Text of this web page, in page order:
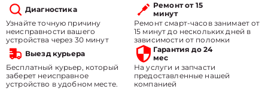
Диагностика
Узнайте точную причину
неисправности вашего
устройства через 30 минут
Ремонт от 15
минут
Ремонт смарт-часов занимает от
15 минут до нескольких дней в
зависимости от поломки
Выезд курьера
Бесплатный курьер, который
заберет неисправное
устройство в удобном месте.
Гарантия до 24
мес
На услуги и запчасти
предоставленные нашей
компанией